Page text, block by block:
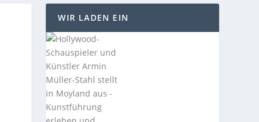
WIR LADEN EIN